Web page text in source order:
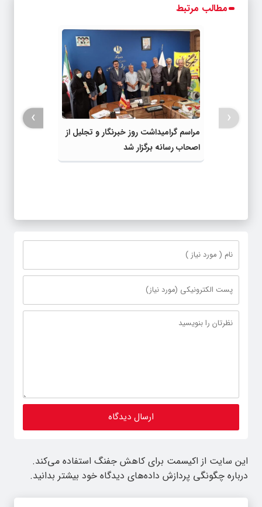
مطالب مرتبط
مراسم گرامیداشت روز خبرنگار و تجلیل از
اصحاب رسانه برگزار شد
‹
›
این سایت از اکیسمت برای کاهش جفنگ استفاده می‌کند.
درباره چگونگی پردازش داده‌های دیدگاه خود بیشتر بدانید.